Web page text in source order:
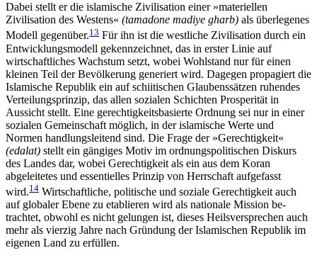
Dabei stellt er die islamische Zivilisation einer »materiellen
Zivilisation des Westens« (tamadone madiye gharb) als überlegenes
Modell gegenüber.13 Für ihn ist die westliche Zivilisation durch ein
Entwicklungsmodell gekennzeichnet, das in erster Linie auf
wirtschaftliches Wachstum setzt, wobei Wohlstand nur für einen
kleinen Teil der Bevölkerung generiert wird. Dagegen propagiert die
Islamische Republik ein auf schiitischen Glaubenssätzen ruhendes
Ver­teilungsprinzip, das allen sozialen Schichten Prospe­rität in
Aussicht stellt. Eine gerechtigkeitsbasierte Ordnung sei nur in einer
sozialen Gemeinschaft mög­lich, in der islamische Werte und
Normen handlungsleitend sind. Die Frage der »Gerechtigkeit«
(edalat) stellt ein gängiges Motiv im ordnungspolitischen Diskurs
des Landes dar, wobei Gerechtigkeit als ein aus dem Koran
abgeleitetes und essentielles Prinzip von Herrschaft aufgefasst
wird.14 Wirtschaftliche, politische und soziale Gerechtigkeit auch
auf globaler Ebene zu etablieren wird als nationale Mission be­
trachtet, obwohl es nicht gelungen ist, dieses Heils­versprechen auch
mehr als vierzig Jahre nach Grün­dung der Islamischen Republik im
eigenen Land zu erfüllen.